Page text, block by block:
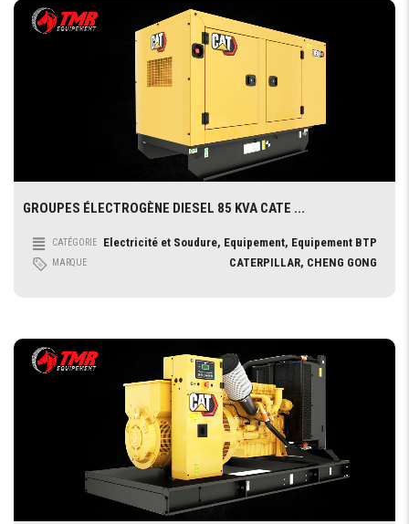
GROUPES ÉLECTROGÈNE DIESEL 85 KVA CATE ...
CATÉGORIE Electricité et Soudure, Equipement, Equipement BTP
MARQUE CATERPILLAR, CHENG GONG